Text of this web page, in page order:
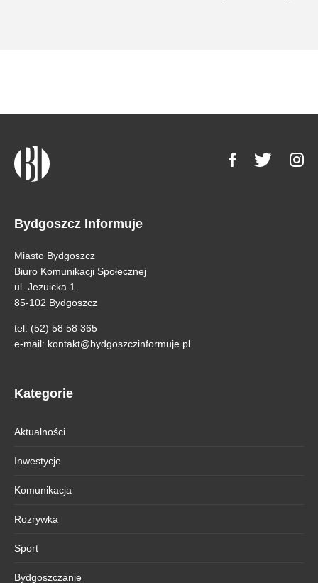
Bydgoszcz Informuje
Miasto Bydgoszcz
Biuro Komunikacji Społecznej
ul. Jezuicka 1
85-102 Bydgoszcz
tel. (52) 58 58 365
e-mail: kontakt@bydgoszczinformuje.pl
Kategorie
Aktualności
Inwestycje
Komunikacja
Rozrywka
Sport
Bydgoszczanie